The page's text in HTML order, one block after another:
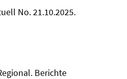
No. 21.10.2025.
Berichte